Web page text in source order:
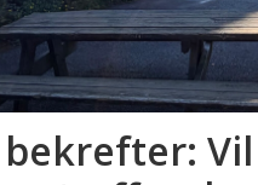
Vil